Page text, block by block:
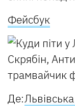
Фейсбук
Де: